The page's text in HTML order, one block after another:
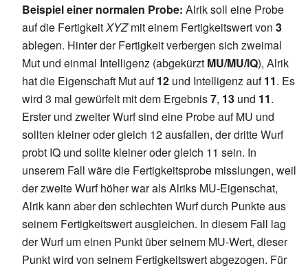
Beispiel einer normalen Probe: Alrik soll eine Probe
auf die FertigkeitXYZmit einem Fertigkeitswert von 3
ablegen. Hinter der Fertigkeit verbergen sich zweimal
Mut und einmal Intelligenz (abgekürzt MU/MU/IQ), Alrik
hat die Eigenschaft Mut auf12 und Intelligenz auf11. Es
wird 3 mal gewürfelt mit dem Ergebnis7, 13 und 11.
Erster und zweiter Wurf sind eine Probe auf MU und
sollten kleiner oder gleich 12 ausfallen, der dritte Wurf
probt IQ und sollte kleiner oder gleich 11 sein. In
unserem Fall wäre die Fertigkeitsprobe misslungen, weil
der zweite Wurf höher war als Alriks MU-Eigenschat,
Alrik kann aber den schlechten Wurf durch Punkte aus
seinem Fertigkeitswert ausgleichen. In diesem Fall lag
der Wurf um einen Punkt über seinem MU-Wert, dieser
Punkt wird von seinem Fertigkeitswert abgezogen. Für